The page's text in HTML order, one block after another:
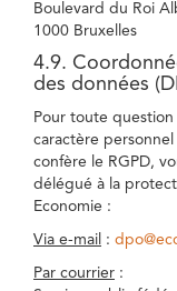
Boulevard du Roi
1000 Bruxelles
4.9.
des données
Pour toute
caractère
confère le RGPD,
délégué à la
Economie :
Via e-mail :
Par courrier :